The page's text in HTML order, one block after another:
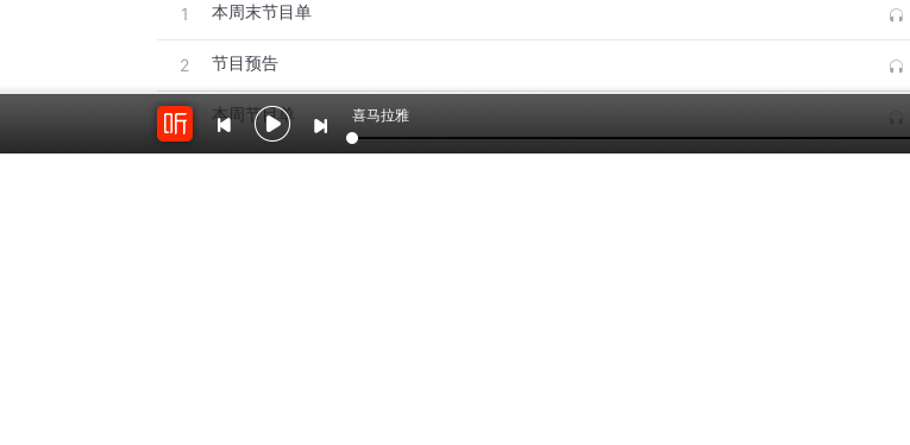
1 本周末节目单
2 节目预告
3 本周节目单
喜马拉雅